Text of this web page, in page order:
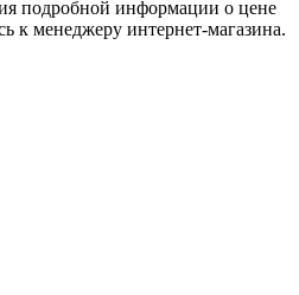
подробной информации о цене
к менеджеру интернет-магазина.